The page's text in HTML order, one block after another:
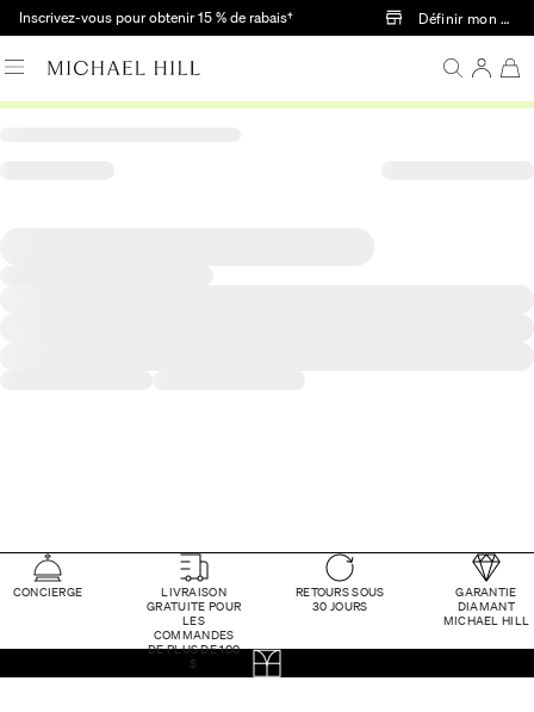
Passer au contenu principal
Inscrivez-vous pour obtenir 15 % de rabais† Définir mon
CONCIERGE
LIVRAISON
GRATUITE POUR
LES
COMMANDES
DE PLUS DE 100
$
RETOURS SOUS
30 JOURS
GARANTIE
DIAMANT
MICHAEL HILL